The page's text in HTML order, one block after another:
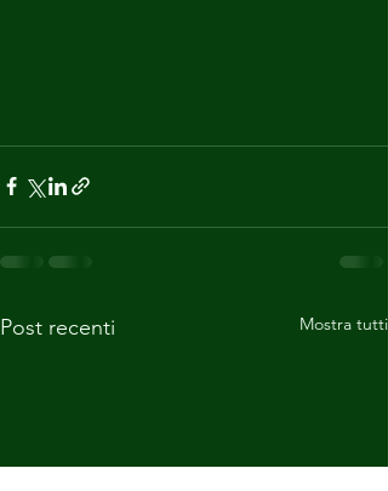
Post recenti Mostra tutti